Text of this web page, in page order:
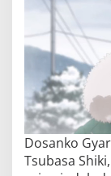
Dosanko
Tsubasa